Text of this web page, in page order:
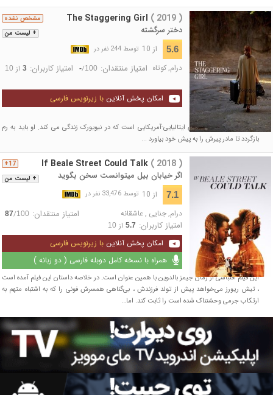
+ لیست من
مشخص نشده The Staggering Girl ( 2019 )
دختر سرگشته
5.6 از 10 توسط 244 نفر در
درام,کوتاه امتیاز منتقدان: -/100 امتیاز کاربران: 3از 10
امکان پخش آنلاین با زیرنویس فارسی
"فرانچسکا" یک نویسنده ی ایتالیایی-آمریکایی است که در نیویورک زندگی می کند. او باید به رم
بازگردد تا مادر پیرش را به پیش خود بیاورد ...
+ لیست من
17+ If Beale Street Could Talk ( 2018 )
اگر خیابان بیل می‎توانست سخن بگوید
7.1 از 10 توسط 33,476 نفر در
درام, جنایی , عاشقانه امتیاز منتقدان: 87/100
امتیاز کاربران: 5.7از 10
امکان پخش آنلاین با زیرنویس فارسی
همراه با نسخه کامل دوبله فارسی ( دو زبانه )
این فیلم اقتباسی از رمان جیمز بالدوین با همین عنوان است. در خلاصه داستان این فیلم آمده است
، تیش ریورز می‌خواهد پیش از تولد فرزندش ، بی‌گناهی همسرش فونی را که به اشتباه متهم به
ارتکاب جرمی وحشتناک شده است را ثابت کند. اما…